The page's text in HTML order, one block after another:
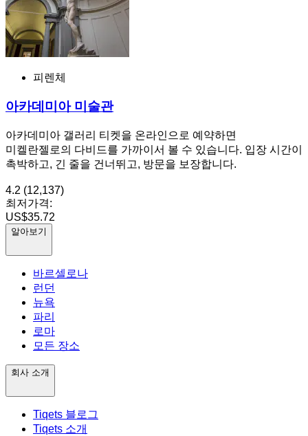
피렌체
아카데미아 미술관
아카데미아 갤러리 티켓을 온라인으로 예약하면
미켈란젤로의 다비드를 가까이서 볼 수 있습니다. 입장 시간이
촉박하고, 긴 줄을 건너뛰고, 방문을 보장합니다.
4.2 (12,137)
최저가격:
US$35.72
알아보기
바르셀로나
런던
뉴욕
파리
로마
모든 장소
회사 소개
Tiqets 블로그
Tiqets 소개